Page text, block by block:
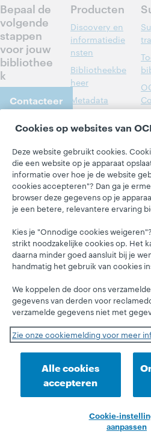
Bepaal de
volgende
stappen
voor jouw
bibliothee
k
Contacteer
ons
Over
Over OCLC
Werken bij
OCLC
Respect en
Saamhorighei
Financieel
Lidmaatschap
Trust Center
Producten
Discovery en
informatiedie
nsten
Bibliotheekbe
heer
Metadata
cair
Leden aan het
woord
Alle producten
en diensten »
Research
WebJunction
On-demand
webinars
© 2026 OCLC
dienstnamen die het
buitenlandse filialen
Privacyverklaring
Cookie-instellingen
Cookies op websites van
Deze website gebruikt cookies.
die een website op je apparaat
informatie over hoe je de website
cookies accepteren"? Dan ga je
browser deze gegevens op je
je een betere, relevantere ervaring
Kies je "Onnodige cookies
strikt noodzakelijke cookies op. Het
daarna minder goed aansluit bij je
handmatig het gebruik van cookies
We koppelen de door ons
gegevens van derden voor
verzamelde gegevens niet met
Zie onze cookiemelding voor meer
Alle cookies
accepteren
Cookie-
aanpassen